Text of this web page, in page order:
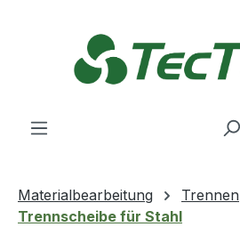
Materialbearbeitung
Trennen
Trennscheibe für Stahl